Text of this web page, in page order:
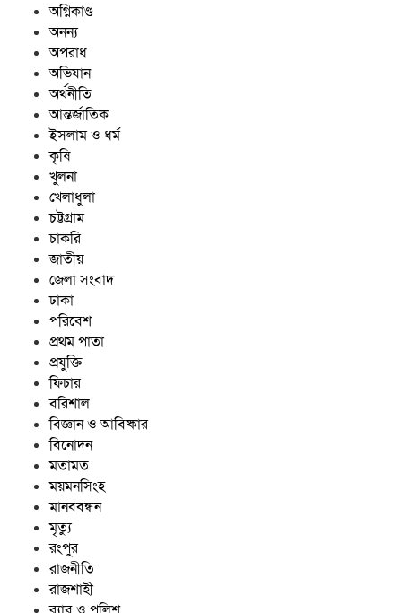
মারজান, সম্পাদক অর্ণব
অগ্নিকাণ্ড
অনন্য
অপরাধ
অভিযান
অর্থনীতি
আন্তর্জাতিক
ইসলাম ও ধর্ম
কৃষি
খুলনা
খেলাধুলা
চট্টগ্রাম
চাকরি
জাতীয়
জেলা সংবাদ
ঢাকা
পরিবেশ
প্রথম পাতা
প্রযুক্তি
ফিচার
বরিশাল
বিজ্ঞান ও আবিষ্কার
বিনোদন
মতামত
ময়মনসিংহ
মানববন্ধন
মৃত্যু
রংপুর
রাজনীতি
রাজশাহী